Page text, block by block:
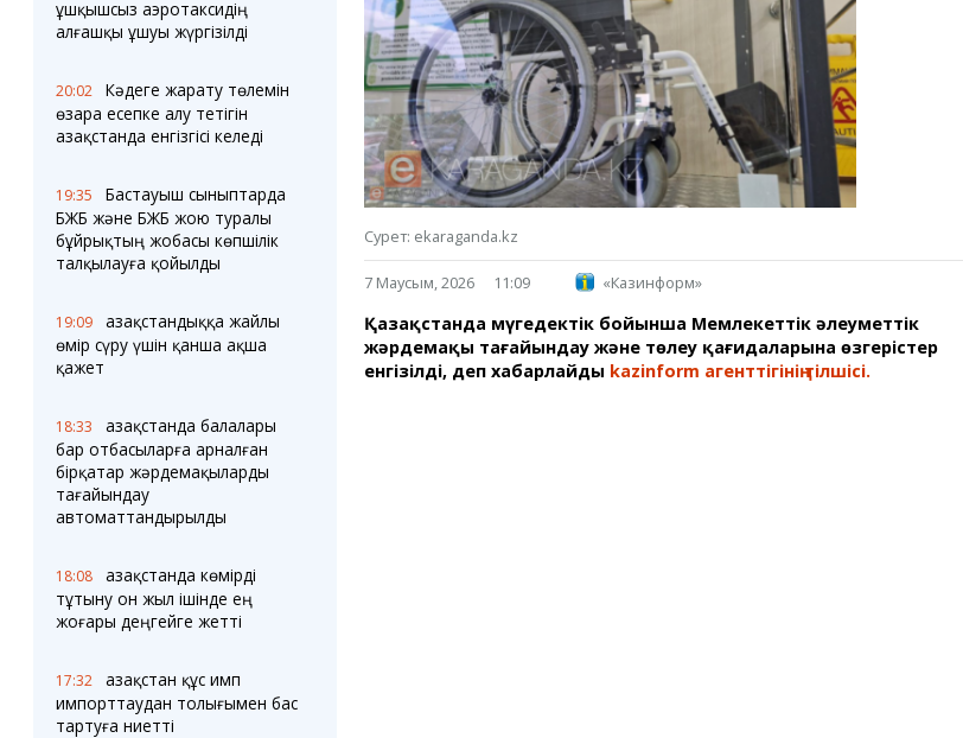
Соққылар
Аптаның коллажы
Ешкин жұлдыз
жорамалы
Тығындар
Қарағанды Картасы
Ұйымдар
Менің учаскелік
Жолдарды жабу
Теміртау
Балқаш
Жезқазған
Медиа
Фото
Бейне
Timelapse
Қызметтер
Аудармашы
Анықтамалық
Автобус аялдамалары
Төтенше жағдайлар
Компаниялар каталогы
Шиналарды сатып
ұшқышсыз аэротаксидің
алғашқы ұшуы жүргізілді
20:02
Кәдеге жарату төлемін
өзара есепке алу тетігін
Қазақстанда енгізгісі келеді
19:35
Бастауыш сыныптарда
БЖБ және БЖБ жою туралы
бұйрықтың жобасы көпшілік
талқылауға қойылды
19:09
Қазақстандыққа жайлы
өмір сүру үшін қанша ақша
қажет
18:33
Қазақстанда балалары
бар отбасыларға арналған
бірқатар жәрдемақыларды
тағайындау
автоматтандырылды
18:08
Қазақстанда көмірді
тұтыну он жыл ішінде ең
жоғары деңгейге жетті
17:32
Қазақстан құс имп
импорттаудан толығымен бас
тартуға ниетті
Сурет: ekaraganda.kz
7 Маусым, 2026 11:09 «Казинформ»
Қазақстанда мүгедектік бойынша Мемлекеттік әлеуметтік
жәрдемақы тағайындау және төлеу қағидаларына өзгерістер
енгізілді, деп хабарлайды kazinform агенттігінің тілшісі.